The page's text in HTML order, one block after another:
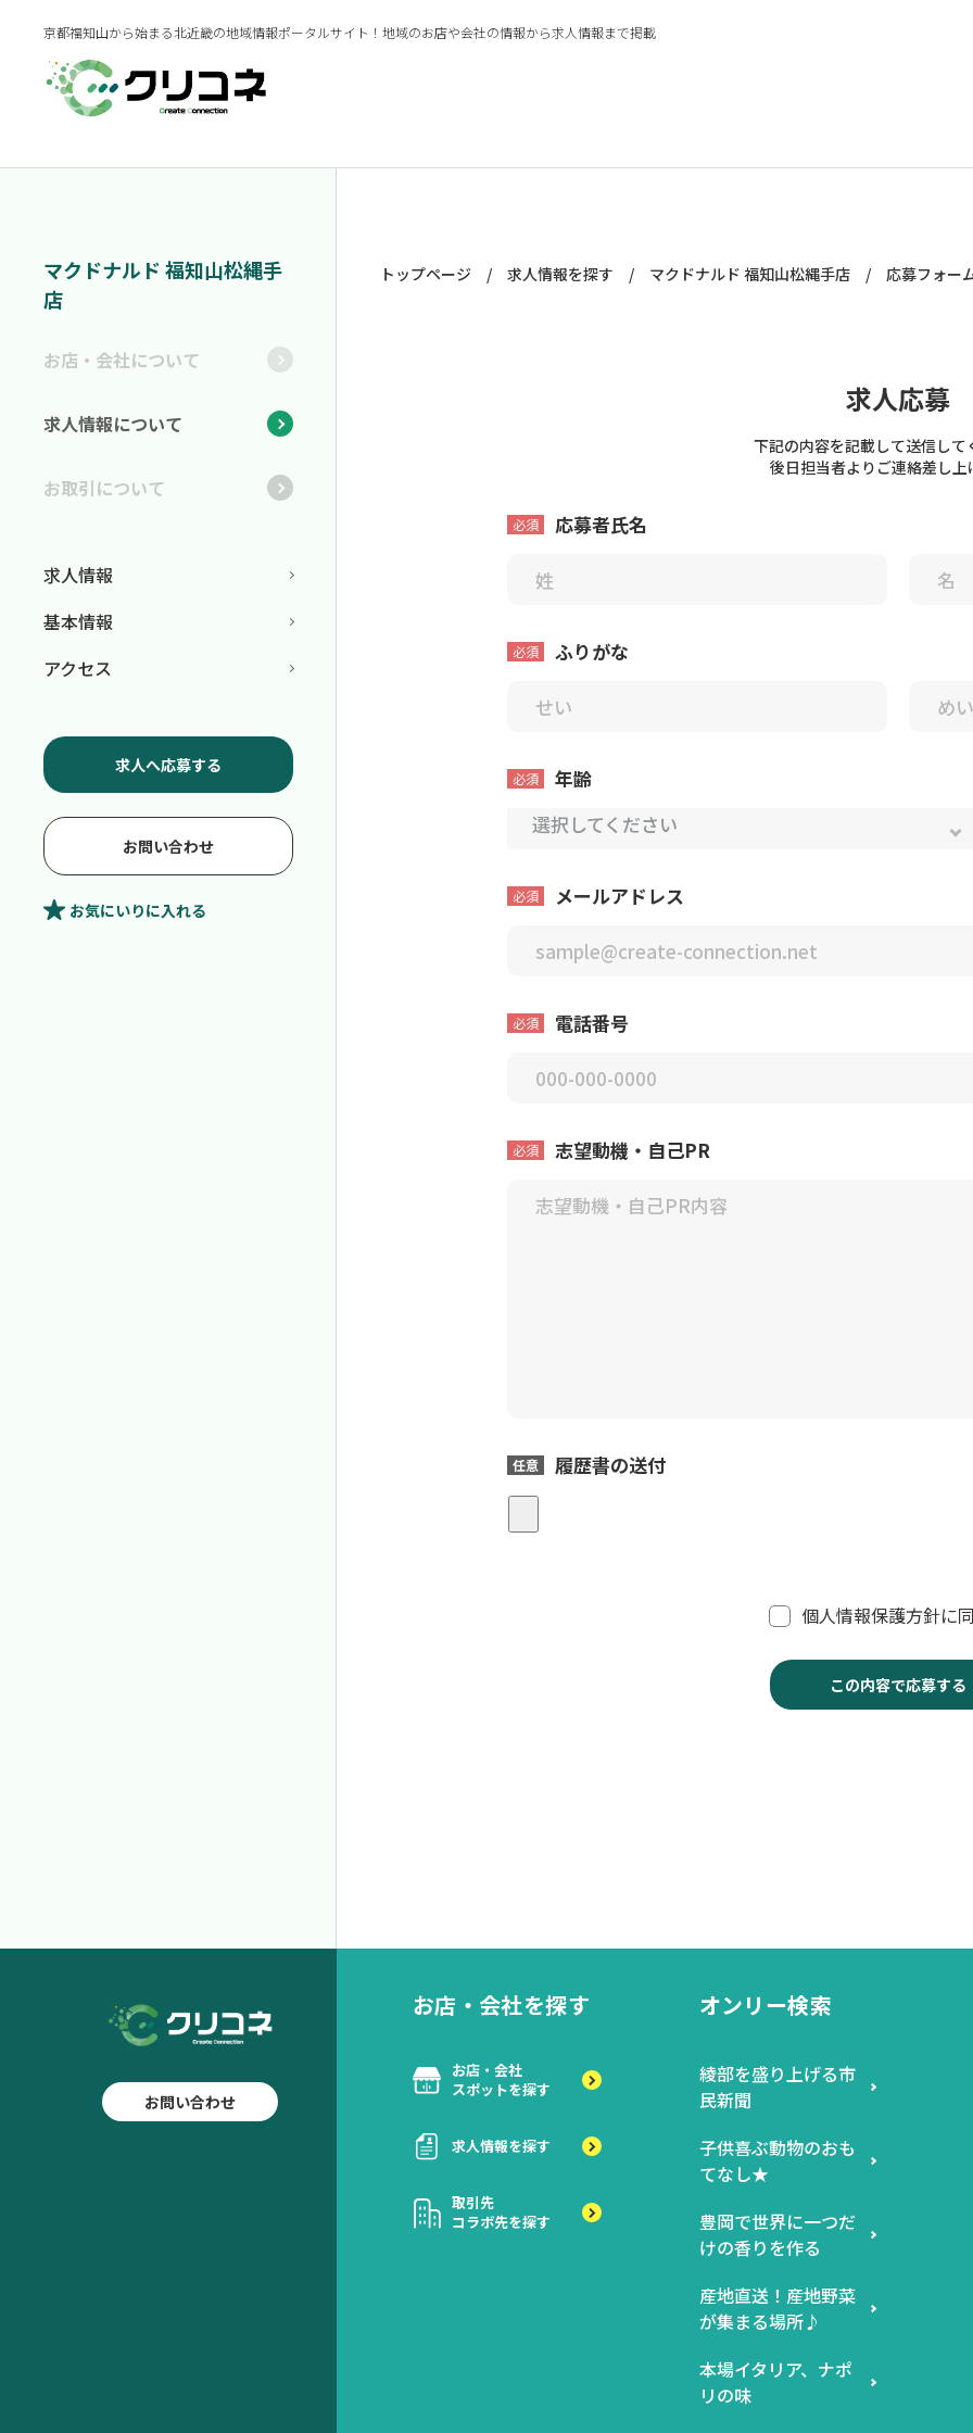
京都福知山から始まる北近畿の地域情報ポータルサイト！地域のお店や会社の情報から求人情報まで掲載
トップページ / 求人情報を探す / マクドナルド 福知山松縄手店 / 応募フォー
求人応募
下記の内容を記載して送信して
後日担当者よりご連絡差し上
応募者氏名
必須
ふりがな
必須
年齢
必須
選択してください
メールアドレス
必須
電話番号
必須
志望動機・自己PR
必須
履歴書の送付
任意
人
個人情報保護方針に
この内容で応募する
マクドナルド 福知山松縄手
店
お店・会社について
求人情報について
お取引について
求人情報
基本情報
アクセス
求人へ応募する
お問い合わせ
お気にいりに入れる
お問い合わせ
お店・会社を探す
お店・会社
スポットを探す
求人情報を探す
取引先
コラボ先を探す
オンリー検索
綾部を盛り上げる市
民新聞
子供喜ぶ動物のおも
てなし★
豊岡で世界に一つだ
けの香りを作る
産地直送！産地野菜
が集まる場所♪
本場イタリア、ナポ
リの味